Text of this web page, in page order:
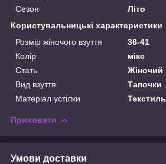
Сезон
Літо
Користувальницькі характеристики
Розмір жіночого взуття
36-41
Колір
мікс
Стать
Жіночий
Вид взуття
Тапочки
Матеріал устілки
Текстиль
Приховати
Умови доставки